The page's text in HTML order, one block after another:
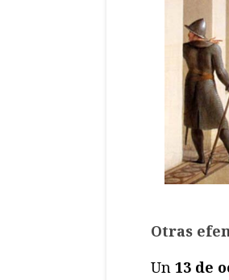
Otras
Un 13 de